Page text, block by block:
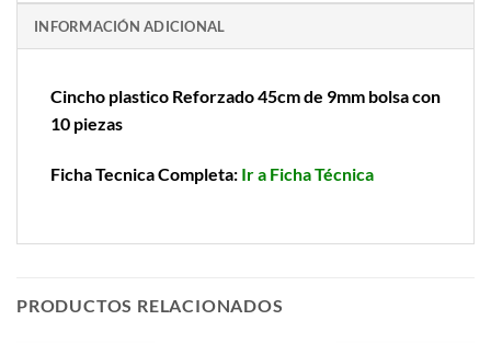
INFORMACIÓN ADICIONAL
Cincho plastico Reforzado 45cm de 9mm bolsa con
10 piezas
Ficha Tecnica Completa: Ir a Ficha Técnica
PRODUCTOS RELACIONADOS